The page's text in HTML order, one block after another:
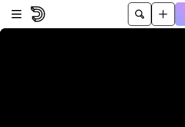
Passer au player
Passer au contenu principal